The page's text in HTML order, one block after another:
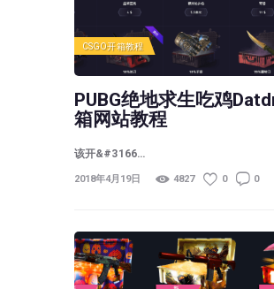
CSGO开箱教程
PUBG绝地求生吃鸡
箱网站教程
该开&#3166…
2018年4月19日 4827 0 0